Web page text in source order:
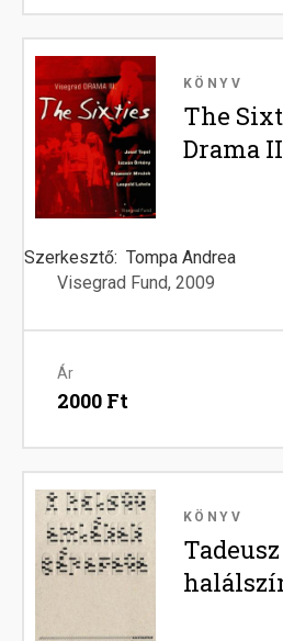
Image
KÖNYV
The
Drama
Szerkesztő Tompa Andrea
Visegrad Fund 2009
Ár
2000 Ft
Image
KÖNYV